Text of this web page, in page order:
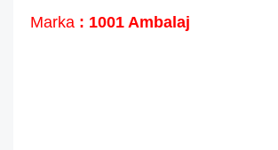
Marka : 1001 Ambalaj